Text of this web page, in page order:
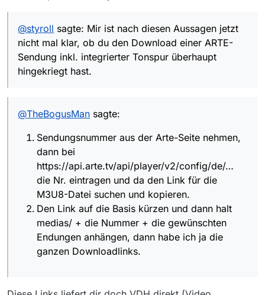
Die Links entweder direkt im Browser oder
in JDownloader herunterladen.
(ggf. auch noch mit der Option den
Beschreibungstext und das Titelbild
downzuloaden).
Programm lädt das in ein neues
die Möglichkeit, diese Einzelstreams nach
Containerformat zu muxen und optional
die Einzeldateien danach in den
Papierkorb zu verschieben.
Aufwand.
@styroll sagte: Mir ist nach diesen Aussagen jetzt
nicht mal klar, ob du den Download einer ARTE-
Sendung inkl. integrierter Tonspur überhaupt
hingekriegt hast.
@TheBogusMan sagte:
Sendungsnummer aus der Arte-Seite nehmen,
dann bei
https://api.arte.tv/api/player/v2/config/de/…
die Nr. eintragen und da den Link für die
M3U8-Datei suchen und kopieren.
Den Link auf die Basis kürzen und dann halt
medias/ + die Nummer + die gewünschten
Endungen anhängen, dann habe ich ja die
ganzen Downloadlinks.